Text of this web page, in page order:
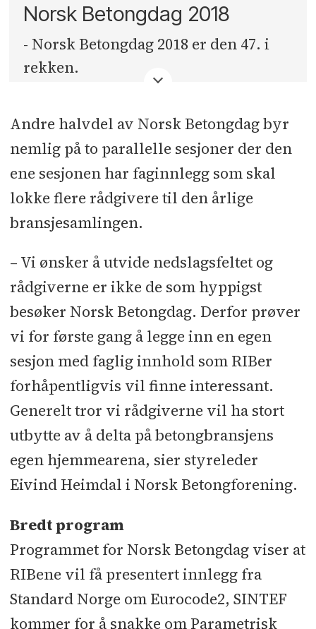
Norsk Betongdag 2018
- Norsk Betongdag 2018 er den 47. i
rekken.
19. oktober på Clarion Hotel &
Congress Oslo Airport, Gardermoen.
- Dag én byr på faglige innlegg, mens
på dag to blir det ekskursjon til
Nasjonalmuseet.
Andre halvdel av Norsk Betongdag byr
nemlig på to parallelle sesjoner der den
ene sesjonen har faginnlegg som skal
lokke flere rådgivere til den årlige
bransjesamlingen.
– Vi ønsker å utvide nedslagsfeltet og
rådgiverne er ikke de som hyppigst
besøker Norsk Betongdag. Derfor prøver
vi for første gang å legge inn en egen
sesjon med faglig innhold som RIBer
forhåpentligvis vil finne interessant.
Generelt tror vi rådgiverne vil ha stort
utbytte av å delta på betongbransjens
egen hjemmearena, sier styreleder
Eivind Heimdal i Norsk Betongforening.
Bredt program
Programmet for Norsk Betongdag viser at
RIBene vil få presentert innlegg fra
Standard Norge om Eurocode2, SINTEF
kommer for å snakke om Parametrisk